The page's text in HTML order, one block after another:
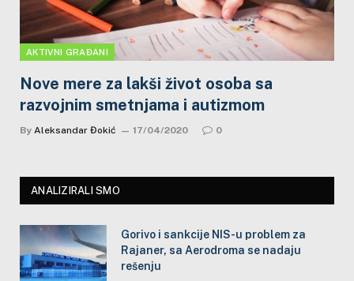
AKTIVNI GRAĐANI
Nove mere za lakši život osoba sa
razvojnim smetnjama i autizmom
By Aleksandar Đokić 17/04/2020 0
ANALIZIRALI SMO
Gorivo i sankcije NIS-u problem za
Rajaner, sa Aerodroma se nadaju
rešenju